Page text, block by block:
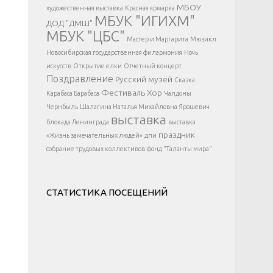
</div >
художественная выставка Красная ярмарка МБОУ
ДОД "ДМШ" МБУК "ИГИХМ"
МБУК "ЦБС" Мастер и Маргарита Мюзикл
Новосибирская государственная филармония Ночь
искусств Открытие елки Отчетный концерт
Поздравление Русский музей Сказка
Карабаса Барабаса ФестивальХор Чалдоны
Чернбыль Шалагина Наталья Михайловна Ярошевич
блокада Ленинграда выставка выставка
«Жизнь замечательных людей» дпи праздник
собрание трудовых коллективов фонд "Таланты мира"
СТАТИСТИКА ПОСЕЩЕНИЙ